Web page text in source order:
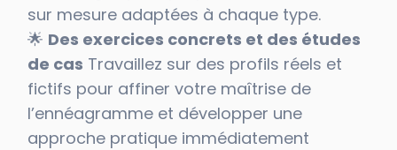
sur mesure adaptées à chaque type.
🌟 Des exercices concrets et des études
de cas Travaillez sur des profils réels et
fictifs pour affiner votre maîtrise de
l’ennéagramme et développer une
approche pratique immédiatement